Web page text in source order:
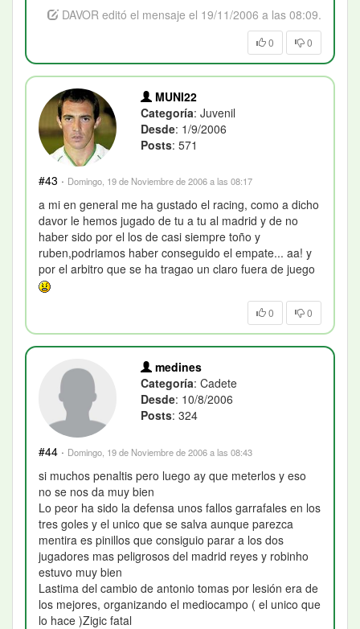
DAVOR editó el mensaje el 19/11/2006 a las 08:09.
0 0
MUNI22
Categoría: Juvenil
Desde: 1/9/2006
Posts: 571
#43 · Domingo, 19 de Noviembre de 2006 a las 08:17
a mi en general me ha gustado el racing, como a dicho
davor le hemos jugado de tu a tu al madrid y de no
haber sido por el los de casi siempre toño y
ruben,podriamos haber conseguido el empate... aa! y
por el arbitro que se ha tragao un claro fuera de juego
0 0
medines
Categoría: Cadete
Desde: 10/8/2006
Posts: 324
#44 · Domingo, 19 de Noviembre de 2006 a las 08:43
si muchos penaltis pero luego ay que meterlos y eso
no se nos da muy bien
Lo peor ha sido la defensa unos fallos garrafales en los
tres goles y el unico que se salva aunque parezca
mentira es pinillos que consiguio parar a los dos
jugadores mas peligrosos del madrid reyes y robinho
estuvo muy bien
Lastima del cambio de antonio tomas por lesión era de
los mejores, organizando el mediocampo ( el unico que
lo hace )Zigic fatal